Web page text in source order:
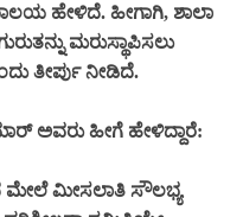
ಹೇಳಿದೆ. ಹೀಗಾಗಿ, ಶಾಲಾ
ಮರುಸ್ಥಾಪಿಸಲು
ತೀರ್ಪು ನೀಡಿದೆ.
ಅವರು ಹೀಗೆ ಹೇಳಿದ್ದಾರೆ:
ಮೇಲೆ ಮೀಸಲಾತಿ ಸೌಲಭ್ಯ